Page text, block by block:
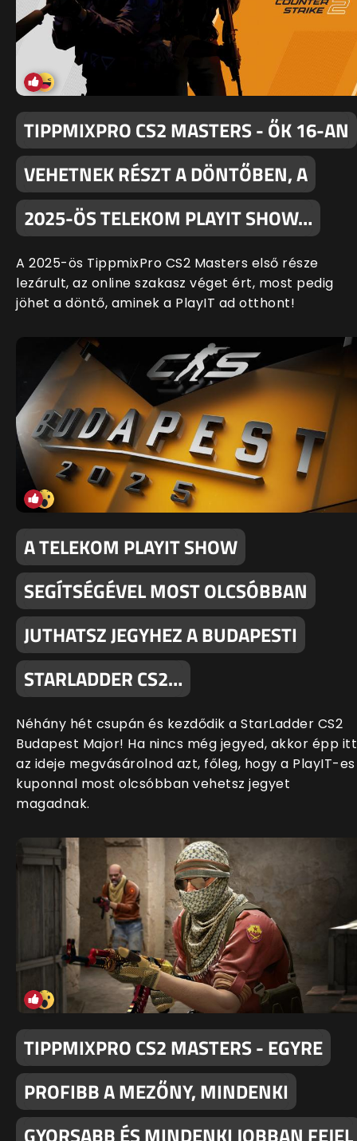
TIPPMIXPRO CS2 MASTERS - ŐK 16-AN
VEHETNEK RÉSZT A DÖNTŐBEN, A
2025-ÖS TELEKOM PLAYIT SHOW…
A 2025-ös TippmixPro CS2 Masters első része
lezárult, az online szakasz véget ért, most pedig
jöhet a döntő, aminek a PlayIT ad otthont!
A TELEKOM PLAYIT SHOW
SEGÍTSÉGÉVEL MOST OLCSÓBBAN
JUTHATSZ JEGYHEZ A BUDAPESTI
STARLADDER CS2…
Néhány hét csupán és kezdődik a StarLadder CS2
Budapest Major! Ha nincs még jegyed, akkor épp itt
az ideje megvásárolnod azt, főleg, hogy a PlayIT-es
kuponnal most olcsóbban vehetsz jegyet
magadnak.
TIPPMIXPRO CS2 MASTERS - EGYRE
PROFIBB A MEZŐNY, MINDENKI